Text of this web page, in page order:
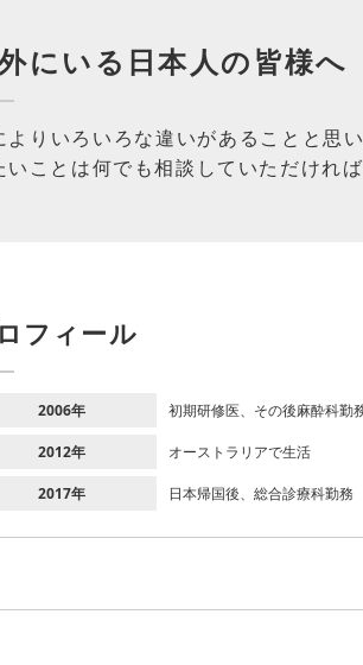
にいる日本人の皆様へ
よりいろいろな違いがあることと思
いことは何でも相談していただければ
フィール
2006年 初期研修医、その後麻酔科勤
2012年 オーストラリアで生活
2017年 日本帰国後、総合診療科勤務